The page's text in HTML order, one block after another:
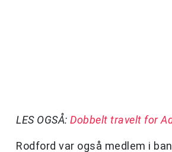
LES OGSÅ: Dobbelt travelt for
Rodford var også medlem i